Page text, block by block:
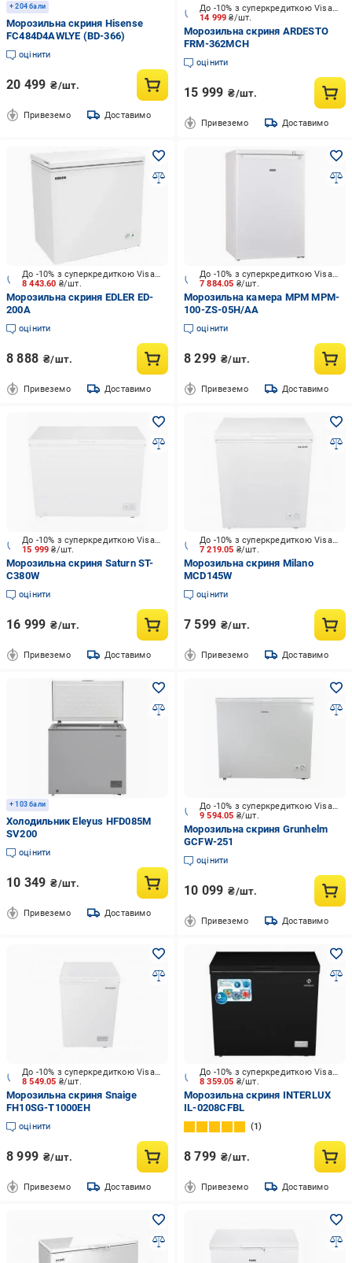
+ 204 бали
Морозильна скриня Hisense
FC484D4AWLYE (BD-366)
оцінити
20 499 ₴/шт.
Привеземо Доставимо
14 999₴/шт.
До -10% з суперкредиткою Visa Вигода
Морозильна скриня ARDESTO
FRM-362MCH
оцінити
15 999 ₴/шт.
Привеземо Доставимо
8 443.60 ₴/шт.
До -10% з суперкредиткою Visa Вигода
Морозильна скриня EDLER ED-
200A
оцінити
8 888 ₴/шт.
Привеземо Доставимо
7 884.05 ₴/шт.
До -10% з суперкредиткою Visa Вигода
Морозильна камера MPM MPM-
100-ZS-05H/AA
оцінити
8 299 ₴/шт.
Привеземо Доставимо
15 999₴/шт.
До -10% з суперкредиткою Visa Вигода
Морозильна скриня Saturn ST-
C380W
оцінити
16 999 ₴/шт.
Привеземо Доставимо
7 219.05 ₴/шт.
До -10% з суперкредиткою Visa Вигода
Морозильна скриня Milano
MCD145W
оцінити
7 599 ₴/шт.
Привеземо Доставимо
+ 103 бали
Холодильник Eleyus HFD085M
SV200
оцінити
10 349 ₴/шт.
Привеземо Доставимо
9 594.05 ₴/шт.
До -10% з суперкредиткою Visa Вигода
Морозильна скриня Grunhelm
GCFW-251
оцінити
10 099 ₴/шт.
Привеземо Доставимо
8 549.05 ₴/шт.
До -10% з суперкредиткою Visa Вигода
Морозильна скриня Snaige
FH10SG-T1000EH
оцінити
8 999 ₴/шт.
Привеземо Доставимо
8 359.05 ₴/шт.
До -10% з суперкредиткою Visa Вигода
Морозильна скриня INTERLUX
IL-0208CFBL
1
8 799 ₴/шт.
Привеземо Доставимо